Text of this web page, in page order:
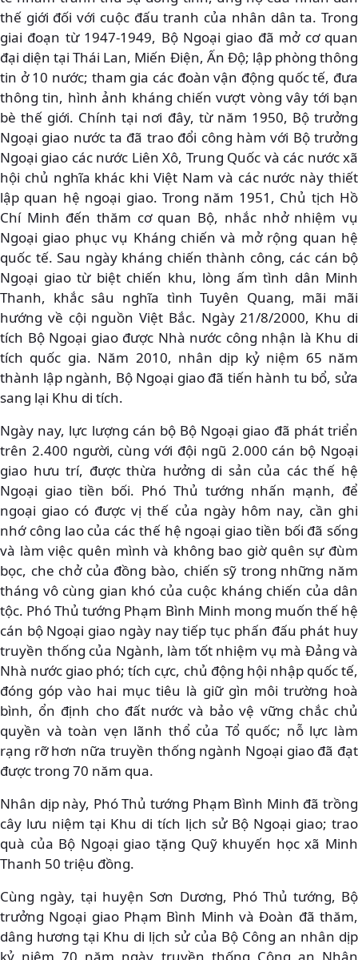
thế giới đối với cuộc đấu tranh của nhân dân ta. Trong
giai đoạn từ 1947-1949, Bộ Ngoại giao đã mở cơ quan
đại diện tại Thái Lan, Miến Điện, Ấn Độ; lập phòng thông
tin ở 10 nước; tham gia các đoàn vận động quốc tế, đưa
thông tin, hình ảnh kháng chiến vượt vòng vây tới bạn
bè thế giới. Chính tại nơi đây, từ năm 1950, Bộ trưởng
Ngoại giao nước ta đã trao đổi công hàm với Bộ trưởng
Ngoại giao các nước Liên Xô, Trung Quốc và các nước xã
hội chủ nghĩa khác khi Việt Nam và các nước này thiết
lập quan hệ ngoại giao. Trong năm 1951, Chủ tịch Hồ
Chí Minh đến thăm cơ quan Bộ, nhắc nhở nhiệm vụ
Ngoại giao phục vụ Kháng chiến và mở rộng quan hệ
quốc tế. Sau ngày kháng chiến thành công, các cán bộ
Ngoại giao từ biệt chiến khu, lòng ấm tình dân Minh
Thanh, khắc sâu nghĩa tình Tuyên Quang, mãi mãi
hướng về cội nguồn Việt Bắc. Ngày 21/8/2000, Khu di
tích Bộ Ngoại giao được Nhà nước công nhận là Khu di
tích quốc gia. Năm 2010, nhân dịp kỷ niệm 65 năm
thành lập ngành, Bộ Ngoại giao đã tiến hành tu bổ, sửa
sang lại Khu di tích.
Ngày nay, lực lượng cán bộ Bộ Ngoại giao đã phát triển
trên 2.400 người, cùng với đội ngũ 2.000 cán bộ Ngoại
giao hưu trí, được thừa hưởng di sản của các thế hệ
Ngoại giao tiền bối. Phó Thủ tướng nhấn mạnh, để
ngoại giao có được vị thế của ngày hôm nay, cần ghi
nhớ công lao của các thế hệ ngoại giao tiền bối đã sống
và làm việc quên mình và không bao giờ quên sự đùm
bọc, che chở của đồng bào, chiến sỹ trong những năm
tháng vô cùng gian khó của cuộc kháng chiến của dân
tộc. Phó Thủ tướng Phạm Bình Minh mong muốn thế hệ
cán bộ Ngoại giao ngày nay tiếp tục phấn đấu phát huy
truyền thống của Ngành, làm tốt nhiệm vụ mà Đảng và
Nhà nước giao phó; tích cực, chủ động hội nhập quốc tế,
đóng góp vào hai mục tiêu là giữ gìn môi trường hoà
bình, ổn định cho đất nước và bảo vệ vững chắc chủ
quyền và toàn vẹn lãnh thổ của Tổ quốc; nỗ lực làm
rạng rỡ hơn nữa truyền thống ngành Ngoại giao đã đạt
được trong 70 năm qua.
Nhân dịp này, Phó Thủ tướng Phạm Bình Minh đã trồng
cây lưu niệm tại Khu di tích lịch sử Bộ Ngoại giao; trao
quà của Bộ Ngoại giao tặng Quỹ khuyến học xã Minh
Thanh 50 triệu đồng.
Cùng ngày, tại huyện Sơn Dương, Phó Thủ tướng, Bộ
trưởng Ngoại giao Phạm Bình Minh và Đoàn đã thăm,
dâng hương tại Khu di lịch sử của Bộ Công an nhân dịp
kỷ niệm 70 năm ngày truyền thống Công an Nhân